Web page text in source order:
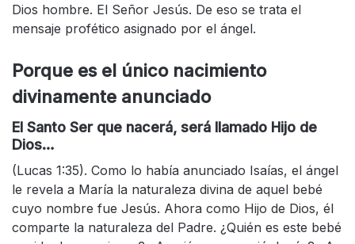
Dios hombre. El Señor Jesús. De eso se trata el
mensaje profético asignado por el ángel.
Porque es el único nacimiento
divinamente anunciado
El Santo Ser que nacerá, será llamado Hijo de
Dios…
(Lucas 1:35). Como lo había anunciado Isaías, el ángel
le revela a María la naturaleza divina de aquel bebé
cuyo nombre fue Jesús. Ahora como Hijo de Dios, él
comparte la naturaleza del Padre. ¿Quién es este bebé